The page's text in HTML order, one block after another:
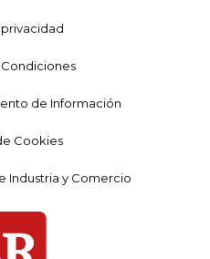
de Información
Cookies
Industria y Comercio